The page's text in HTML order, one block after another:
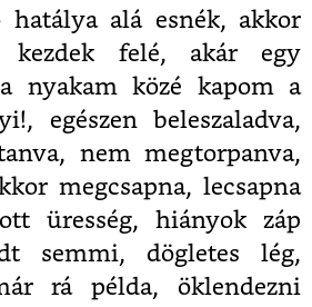
hatálya alá esnék, akkor
kezdek felé, akár egy
nyakam közé kapom a
egészen beleszaladva,
nem megtorpanva,
megcsapna, lecsapna
üresség, hiányok záp
semmi, dögletes lég,
rá példa, öklendezni